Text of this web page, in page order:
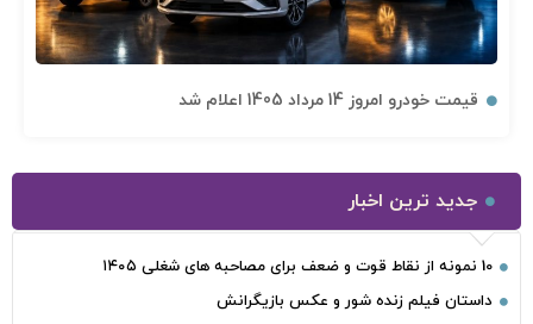
قیمت خودرو امروز 14 مرداد 1405 اعلام شد
جدید ترین اخبار
10 نمونه از نقاط قوت و ضعف برای مصاحبه‌ های شغلی ۱۴۰۵
داستان فیلم زنده شور و عکس بازیگرانش